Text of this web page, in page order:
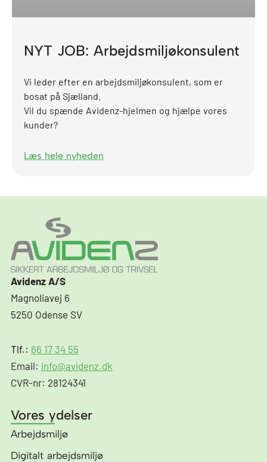
NYT JOB: Arbejdsmiljøkonsulent
Vi leder efter en arbejdsmiljøkonsulent, som er
bosat på Sjælland.
Vil du spænde Avidenz-hjelmen og hjælpe vores
kunder?
Læs hele nyheden
Avidenz A/S
Magnoliavej 6
5250 Odense SV
Tlf.: 66 17 34 55
Email: info@avidenz.dk
CVR-nr: 28124341
Vores ydelser
Arbejdsmiljø
Digitalt arbejdsmiljø